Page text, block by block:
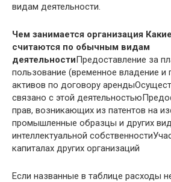
видам деятельности.
Чем занимается организация
считаются по обычным видам
деятельностиПредоставление за
пользование (временное владение и
активов по договору
связано с этой
прав, возникающих из патентов на
промышленные образцы и других
интеллектуальной
капиталах других организаций
Если названные в таблице расходы